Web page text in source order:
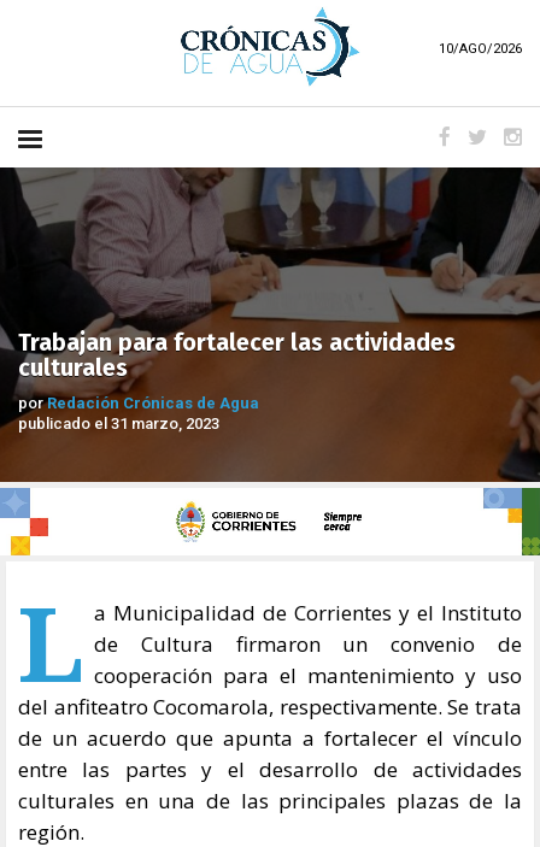
10/AGO/2026
Trabajan para fortalecer las actividades
culturales
porRedación Crónicas de Agua
publicado el 31 marzo, 2023
L a Municipalidad de Corrientes y el Instituto
de Cultura firmaron un convenio de
cooperación para el mantenimiento y uso
del anfiteatro Cocomarola, respectivamente. Se trata
de un acuerdo que apunta a fortalecer el vínculo
entre las partes y el desarrollo de actividades
culturales en una de las principales plazas de la
región.